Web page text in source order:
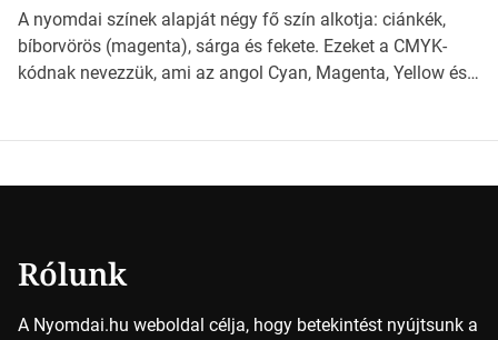
világába kalauzolunk el téged, hogy jobban megértsd,
milyen szempontok alapján érdemes választanod a
jövőben. Bevezetés a papírméretek világába A […]
A nyomdai színek alapját négy fő szín alkotja: ciánkék,
bíborvörös (magenta), sárga és fekete. Ezeket a CMYK-
kódnak nevezzük, ami az angol Cyan, Magenta, Yellow és
Rólunk
A Nyomdai.hu weboldal célja, hogy betekintést nyújtsunk a